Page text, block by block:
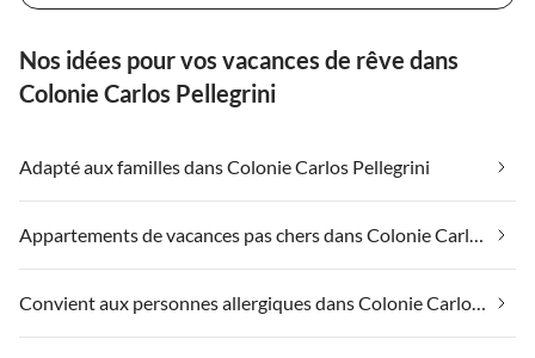
Nos idées pour vos vacances de rêve dans
Colonie Carlos Pellegrini
Adapté aux familles dans Colonie Carlos Pellegrini
Appartements de vacances pas chers dans Colonie Carlos Pellegrini
Convient aux personnes allergiques dans Colonie Carlos Pellegrini